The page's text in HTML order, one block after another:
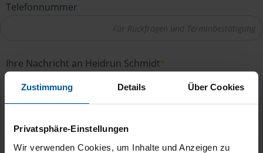
Zustimmung Details Über Cookies
Privatsphäre-Einstellungen
Wir verwenden Cookies, um Inhalte und Anzeigen zu
Telefonnummer
Ihre Nachricht an Heidrun Schmidt*